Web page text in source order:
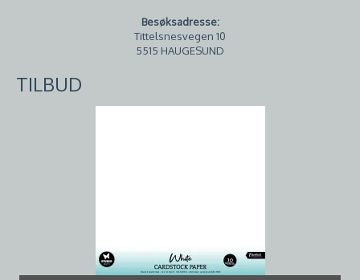
Besøksadresse:
Tittelsnesvegen 10
5515 HAUGESUND
TILBUD